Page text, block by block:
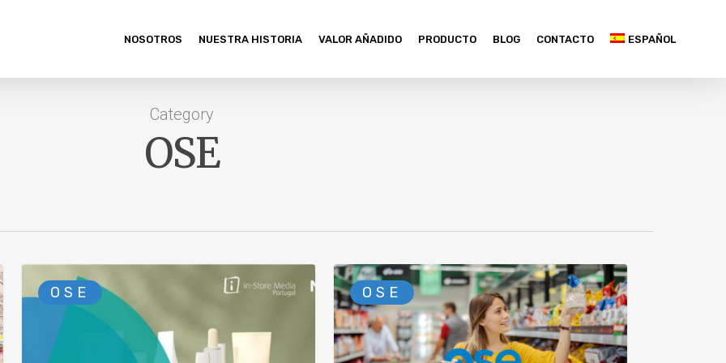
NOSOTROS NUESTRA HISTORIA VALOR AÑADIDO PRODUCTO BLOG CONTACTO ESPAÑOL
Category
OSE
OSE OSE